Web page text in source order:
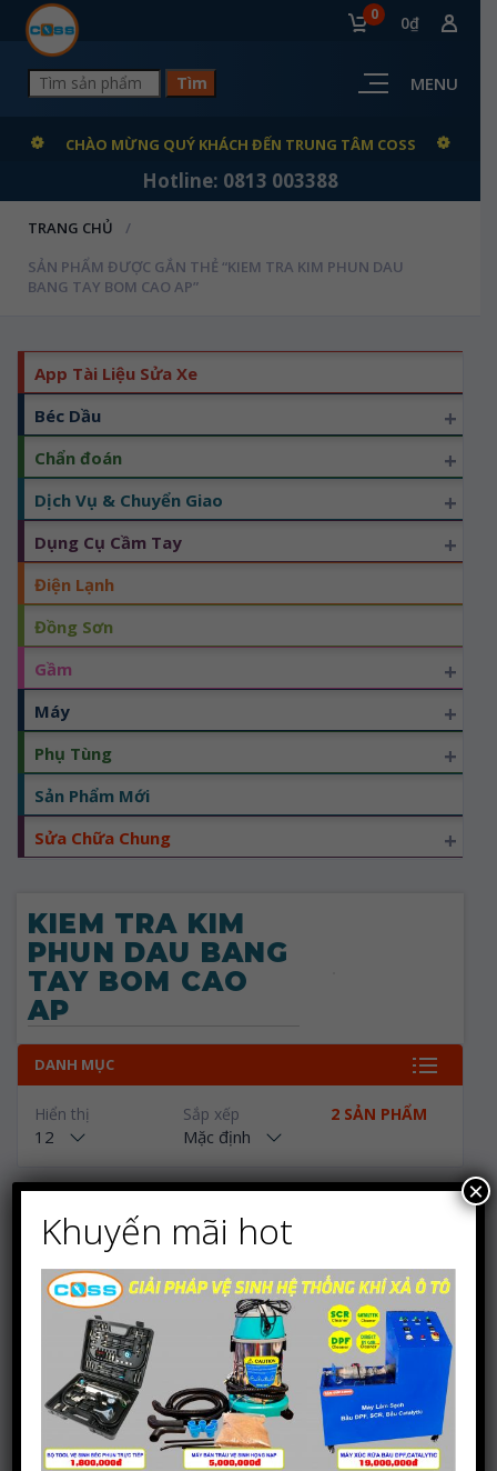
0 0₫
MENU
CHÀO MỪNG QUÝ KHÁCH ĐẾN TRUNG TÂM COSS
Hotline: 0813 003388
TRANG CHỦ
SẢN PHẨM ĐƯỢC GẮN THẺ “KIEM TRA KIM PHUN DAU
BANG TAY BOM CAO AP”
App Tài Liệu Sửa Xe
Béc Dầu
+
Chẩn đoán +
Dịch Vụ & Chuyển Giao +
Dụng Cụ Cầm Tay +
Điện Lạnh
Đồng Sơn
Gầm
+
Máy +
Phụ Tùng +
Sản Phẩm Mới
Sửa Chữa Chung
+
KIEM TRA KIM
PHUN DAU BANG
TAY BOM CAO
AP
DANH MỤC
2 SẢN PHẨM
Sắp xếp
Mặc định
Hiển thị
12
Khuyến mãi hot
×